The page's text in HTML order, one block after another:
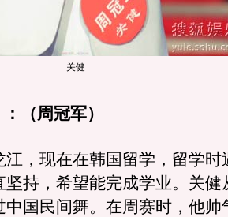
关健
（周冠军）
现在在韩国留学，留学时
坚持，希望能完成学业。关健
中国民间舞。在周赛时，他帅